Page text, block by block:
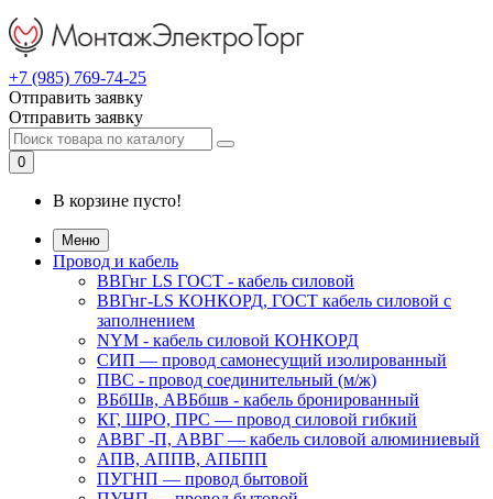
+7 (985) 769-74-25
Отправить заявку
Отправить заявку
0
В корзине пусто!
Меню
Провод и кабель
ВВГнг LS ГОСТ - кабель силовой
ВВГнг-LS КОНКОРД, ГОСТ кабель силовой с
заполнением
NYM - кабель силовой КОНКОРД
СИП ― провод самонесущий изолированный
ПВС - провод соединительный (м/ж)
ВБбШв, АВБбшв - кабель бронированный
КГ, ШРО, ПРС ― провод силовой гибкий
АВВГ -П, АВВГ ― кабель силовой алюминиевый
АПВ, АППВ, АПБПП
ПУГНП — провод бытовой